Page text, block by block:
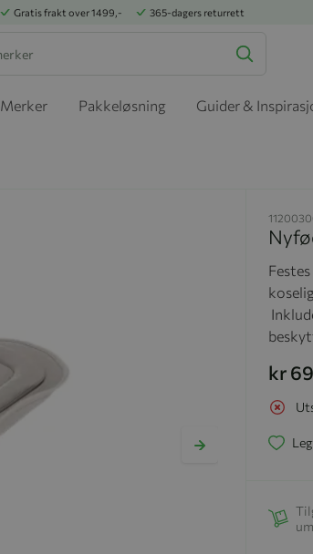
Gratis frakt over 1499,- 365-dagers returrett
Merker Pakkeløsning Guider &
kr